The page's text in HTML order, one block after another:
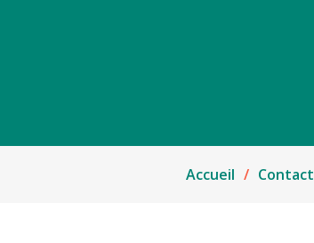
Accueil Contact